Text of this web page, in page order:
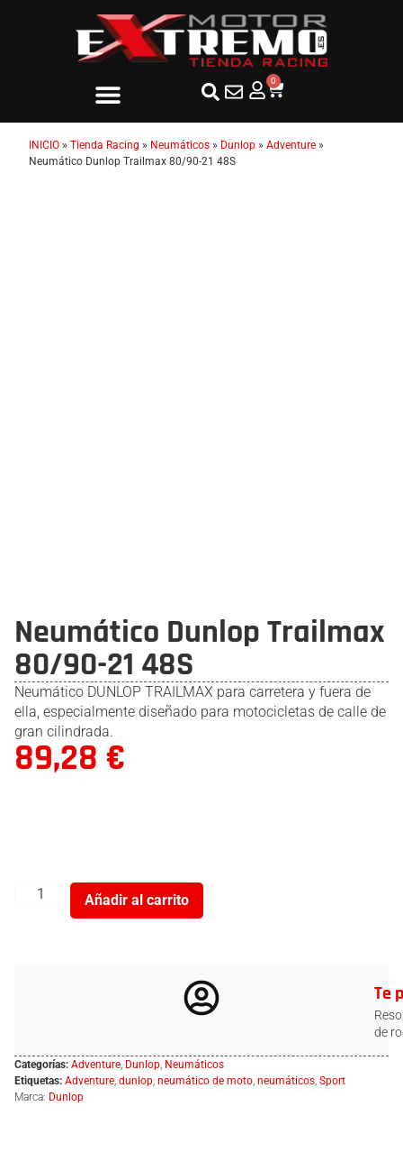
0
INICIO » Tienda Racing » Neumáticos » Dunlop » Adventure »
Neumático Dunlop Trailmax 80/90-21 48S
Neumático Dunlop Trailmax
80/90-21 48S
Neumático DUNLOP TRAILMAX para carretera y fuera de
ella, especialmente diseñado para motocicletas de calle de
gran cilindrada.
89,28 €
Añadir al carrito
Te
de
Categorías: Adventure, Dunlop, Neumáticos
Etiquetas: Adventure, dunlop, neumático de moto, neumáticos, Sport
Marca: Dunlop